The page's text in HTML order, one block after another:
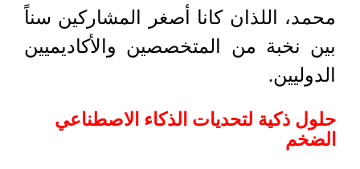
محمد، اللذان كانا أصغر المشاركين سناً
بين نخبة من المتخصصين والأكاديميين
الدوليين.
حلول ذكية لتحديات الذكاء الاصطناعي
الضخم